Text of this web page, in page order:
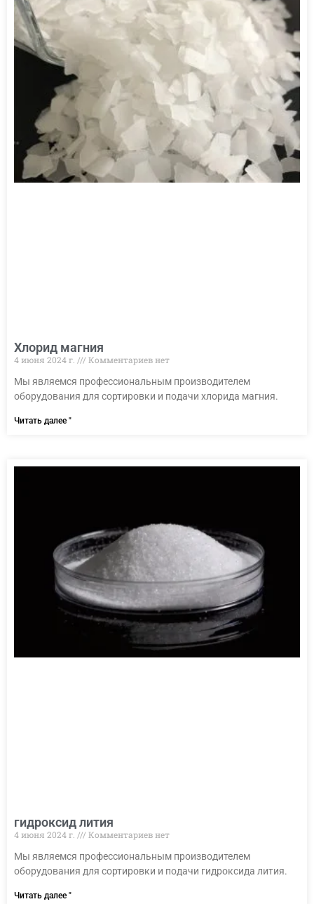
Хлорид магния
4 июня 2024 г.
Комментариев нет
Мы являемся профессиональным производителем
оборудования для сортировки и подачи хлорида магния.
Читать далее "
гидроксид лития
4 июня 2024 г.
Комментариев нет
Мы являемся профессиональным производителем
оборудования для сортировки и подачи гидроксида лития.
Читать далее "